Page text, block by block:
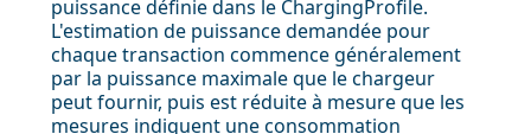
puissance définie dans le ChargingProfile.
L'estimation de puissance demandée pour
chaque transaction commence généralement
par la puissance maximale que le chargeur
peut fournir, puis est réduite à mesure que les
mesures indiquent une consommation